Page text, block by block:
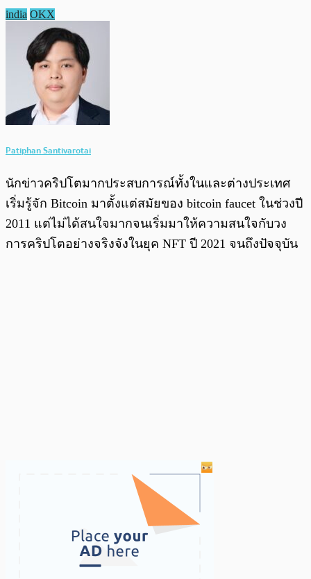
india OKX
Patiphan Santivarotai
นักข่าวคริปโตมากประสบการณ์ทั้งในและต่างประเทศ
เริ่มรู้จัก Bitcoin มาตั้งแต่สมัยของ bitcoin faucet ในช่วงปี
2011 แต่ไม่ได้สนใจมากจนเริ่มมาให้ความสนใจกับวง
การคริปโตอย่างจริงจังในยุค NFT ปี 2021 จนถึงปัจจุบัน